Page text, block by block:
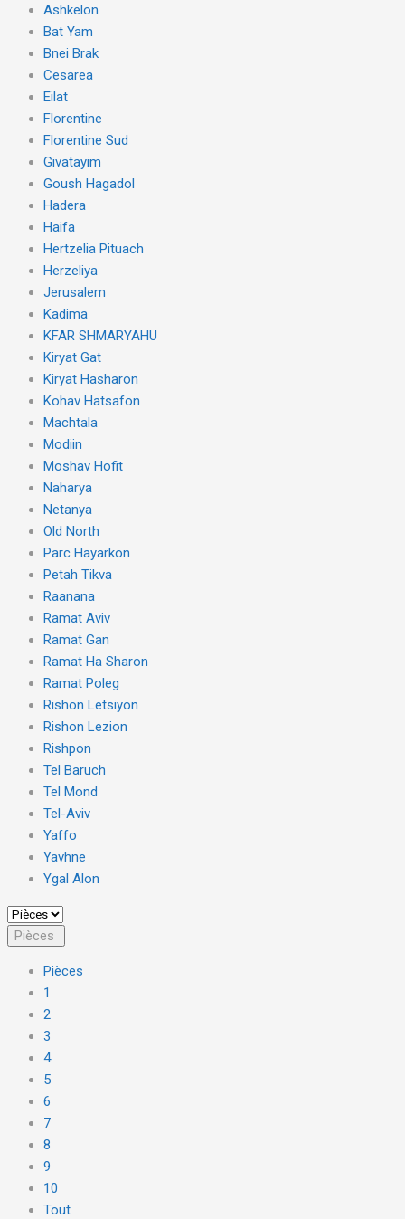
Ashkelon
Bat Yam
Bnei Brak
Cesarea
Eilat
Florentine
Florentine Sud
Givatayim
Goush Hagadol
Hadera
Haifa
Hertzelia Pituach
Herzeliya
Jerusalem
Kadima
KFAR SHMARYAHU
Kiryat Gat
Kiryat Hasharon
Kohav Hatsafon
Machtala
Modiin
Moshav Hofit
Naharya
Netanya
Old North
Parc Hayarkon
Petah Tikva
Raanana
Ramat Aviv
Ramat Gan
Ramat Ha Sharon
Ramat Poleg
Rishon Letsiyon
Rishon Lezion
Rishpon
Tel Baruch
Tel Mond
Tel-Aviv
Yaffo
Yavhne
Ygal Alon
Pièces
Pièces
1
2
3
4
5
6
7
8
9
10
Tout